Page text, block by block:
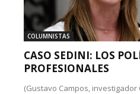
COLUMNISTAS
CASO SEDINI: LOS
PROFESIONALES
(Gustavo Campos, investigador